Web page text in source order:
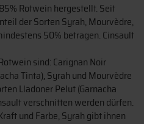
Rotwein hergestellt. Seit
der Sorten Syrah, Mourvèdre,
50% betragen. Cinsault
sind: Carignan Noir
Tinta), Syrah und Mourvèdre
Lladoner Pelut (Garnacha
verschnitten werden dürfen.
und Farbe, Syrah gibt ihnen